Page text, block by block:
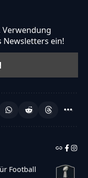
Verwendung
Newsletters ein!
Football